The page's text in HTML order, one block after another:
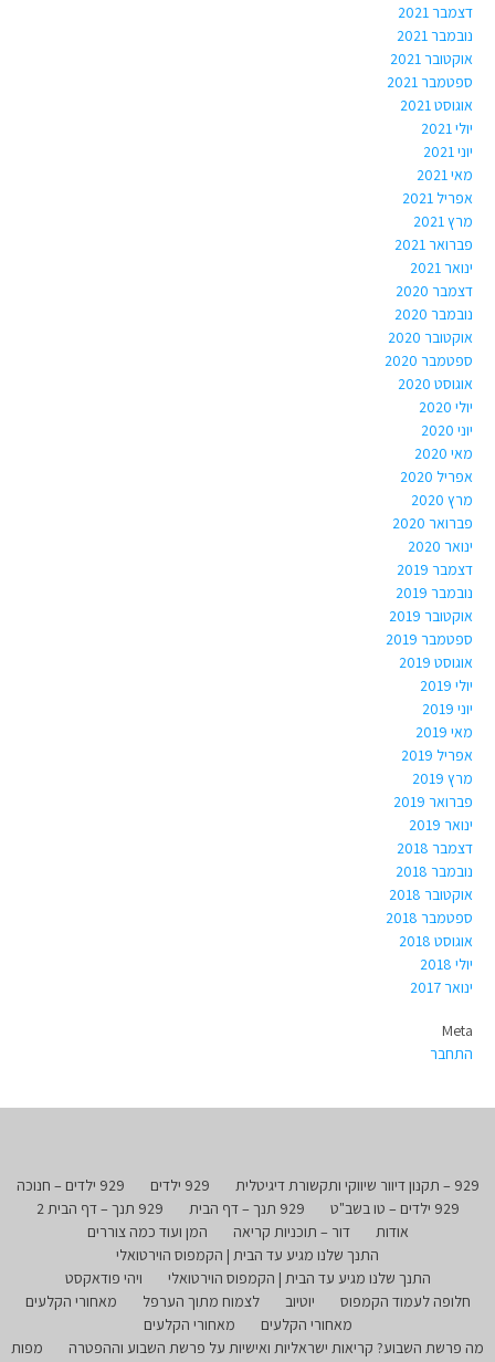
דצמבר 2021
נובמבר 2021
אוקטובר 2021
ספטמבר 2021
אוגוסט 2021
יולי 2021
יוני 2021
מאי 2021
אפריל 2021
מרץ 2021
פברואר 2021
ינואר 2021
דצמבר 2020
נובמבר 2020
אוקטובר 2020
ספטמבר 2020
אוגוסט 2020
יולי 2020
יוני 2020
מאי 2020
אפריל 2020
מרץ 2020
פברואר 2020
ינואר 2020
דצמבר 2019
נובמבר 2019
אוקטובר 2019
ספטמבר 2019
אוגוסט 2019
יולי 2019
יוני 2019
מאי 2019
אפריל 2019
מרץ 2019
פברואר 2019
ינואר 2019
דצמבר 2018
נובמבר 2018
אוקטובר 2018
ספטמבר 2018
אוגוסט 2018
יולי 2018
ינואר 2017
Meta
התחבר
929 – תקנון דיוור שיווקי ותקשורת דיגיטלית 929 ילדים
929 ילדים – חנוכה
929 ילדים – טו בשב"ט
929 תנך – דף הבית
929 תנך – דף הבית 2
אודות
דור – תוכניות קריאה
המן ועוד כמה צוררים
התנך שלנו מגיע עד הבית | הקמפוס הוירטואלי
התנך שלנו מגיע עד הבית | הקמפוס הוירטואלי
ויהי פודאקסט
חלופה לעמוד הקמפוס
יוטיוב לצמוח מתוך הערפל
מאחורי הקלעים
מאחורי הקלעים
מאחורי הקלעים
מה פרשת השבוע? קריאות ישראליות ואישיות על פרשת השבוע וההפטרה
מפות